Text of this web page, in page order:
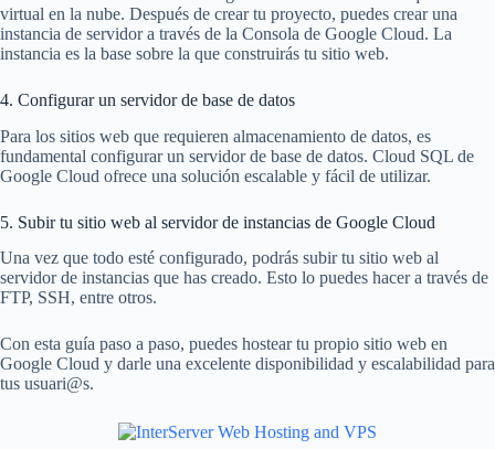
virtual en la nube. Después de crear tu proyecto, puedes crear una
instancia de servidor a través de la Consola de Google Cloud. La
instancia es la base sobre la que construirás tu sitio web.
4. Configurar un servidor de base de datos
Para los sitios web que requieren almacenamiento de datos, es
fundamental configurar un servidor de base de datos. Cloud SQL de
Google Cloud ofrece una solución escalable y fácil de utilizar.
5. Subir tu sitio web al servidor de instancias de Google Cloud
Una vez que todo esté configurado, podrás subir tu sitio web al
servidor de instancias que has creado. Esto lo puedes hacer a través de
FTP, SSH, entre otros.
Con esta guía paso a paso, puedes hostear tu propio sitio web en
Google Cloud y darle una excelente disponibilidad y escalabilidad para
tus usuari@s.